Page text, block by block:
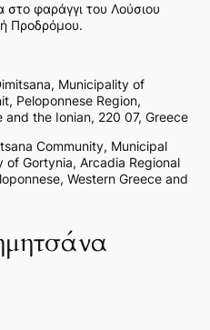
φαράγγι του Λούσιου
Προδρόμου.
Municipality of
Peloponnese Region,
and the Ionian, 220 07, Greece
Community, Municipal
of Gortynia, Arcadia Regional
Western Greece and